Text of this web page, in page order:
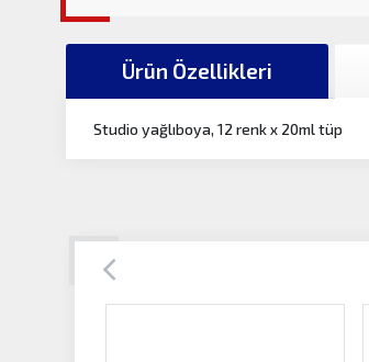
Ürün Özellikleri
Studio yağlıboya, 12 renk x 20ml tüp